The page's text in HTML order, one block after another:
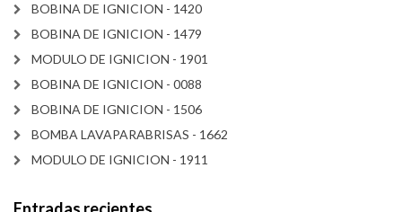
BOBINA DE IGNICION - 1420
BOBINA DE IGNICION - 1479
MODULO DE IGNICION - 1901
BOBINA DE IGNICION - 0088
BOBINA DE IGNICION - 1506
BOMBA LAVAPARABRISAS - 1662
MODULO DE IGNICION - 1911